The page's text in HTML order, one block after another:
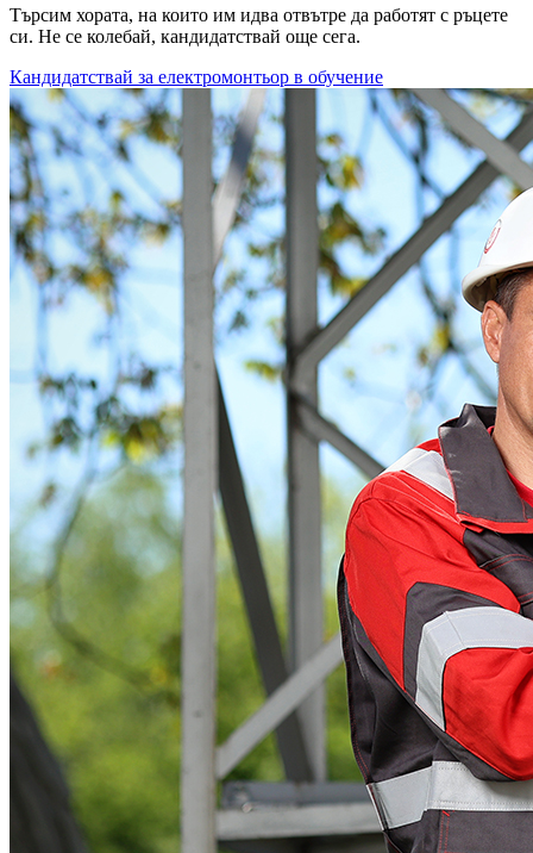
Търсим хората, на които им идва отвътре да работят с ръцете
си. Не се колебай, кандидатствай още сега.
Кандидатствай за електромонтьор в обучение